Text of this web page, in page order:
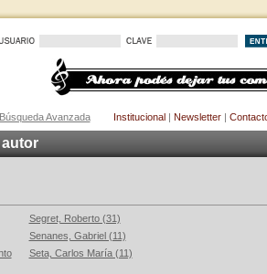
Búsqueda Avanzada Institucional| Newsletter|
Segret, Roberto (31)
Senanes, Gabriel (11)
Seta, Carlos María (11)